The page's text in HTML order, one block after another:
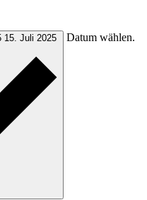
15. Juli 2025 Datum wählen.